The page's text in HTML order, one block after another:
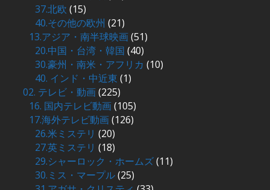
37.北欧 (15)
40.その他の欧州 (21)
13.アジア・南半球映画(51)
20.中国・台湾・韓国 (40)
30.豪州・南米・アフリカ (10)
40. インド・中近東 (1)
02. テレビ・動画(225)
16. 国内テレビ動画(105)
17.海外テレビ動画(126)
26.米ミステリ (20)
27.英ミステリ (18)
29.シャーロック・ホームズ(11)
30.ミス・マープル(25)